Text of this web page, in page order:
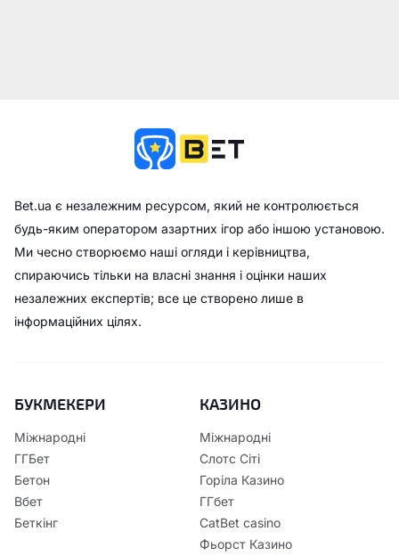
Bet.ua є незалежним ресурсом, який не контролюється
будь-яким оператором азартних ігор або іншою установою.
Ми чесно створюємо наші огляди і керівництва,
спираючись тільки на власні знання і оцінки наших
незалежних експертів; все це створено лише в
інформаційних цілях.
БУКМЕКЕРИ
Міжнародні
ГГБет
Бетон
Вбет
Беткінг
КАЗИНО
Міжнародні
Слотс Сіті
Горіла Казино
ГГбет
CatBet casino
Фьорст Казино